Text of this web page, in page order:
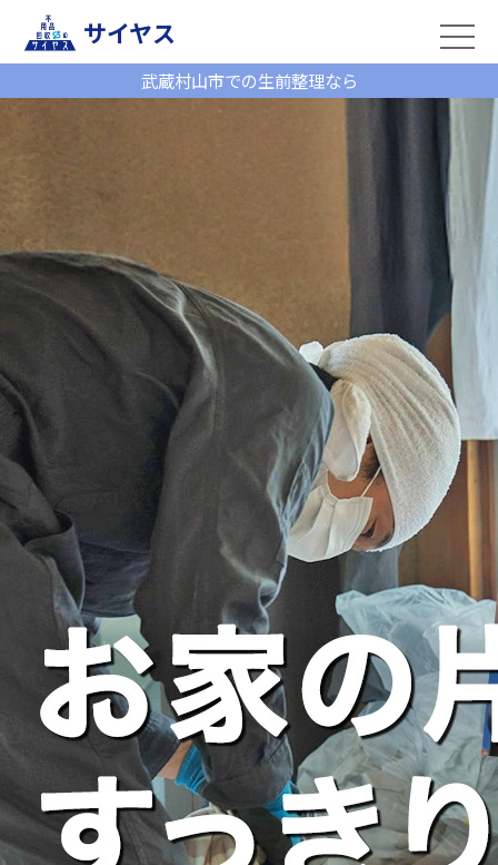
武蔵村山市での生前整理なら
サイヤス